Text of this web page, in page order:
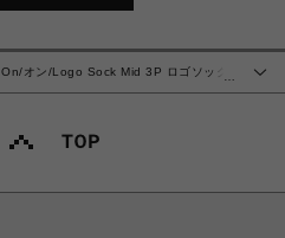
On/オン/Logo Sock Mid 3P ロゴソック